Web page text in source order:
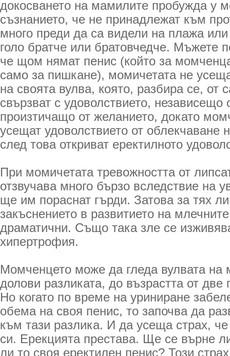
докосването на мамилите пробужда у
съзнанието, че не принадлежат към
много преди да са видели на плажа или
голо братче или братовчедче. Мъжете
че щом нямат пенис (който за
само за пишкане), момичетата не
на своята вулва, която, разбира се, от
свързват с удоволствието, независещо
произтичащо от желанието, докато
усещат удоволствието от облекчаване
след това откриват еректилното
При момичетата тревожността от
отзвучава много бързо вследствие на
ще им пораснат гърди. Затова за тях
закъснението в развитието на
драматични. Също така зле се
хипертрофия.
Момченцето може да гледа вулвата на
долови разликата, до възрастта от две
Но когато по време на уриниране
обема на своя пенис, то започва да
към тази разлика. И да усеща страх,
си. Ерекцията престава. Ще се върне
ли то своя еректилен пенис? Този